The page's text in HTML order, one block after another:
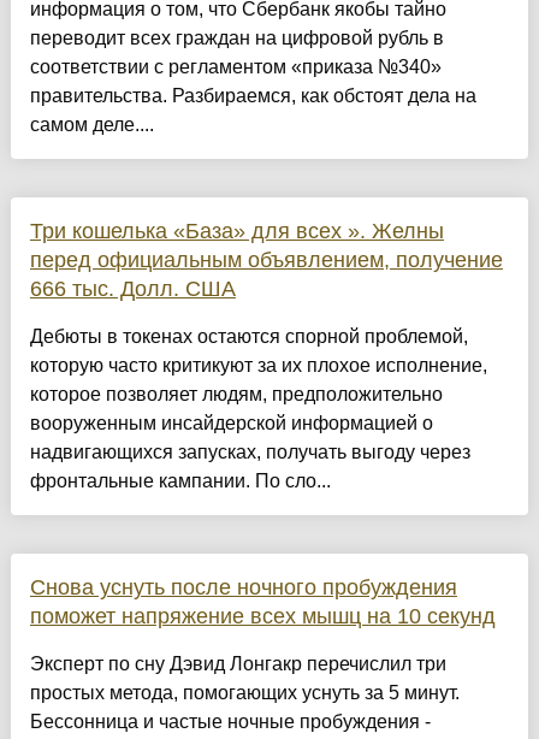
информация о том, что Сбербанк якобы тайно
переводит всех граждан на цифровой рубль в
соответствии с регламентом «приказа №340»
правительства. Разбираемся, как обстоят дела на
самом деле....
Три кошелька «База» для всех ». Желны
перед официальным объявлением, получение
666 тыс. Долл. США
Дебюты в токенах остаются спорной проблемой,
которую часто критикуют за их плохое исполнение,
которое позволяет людям, предположительно
вооруженным инсайдерской информацией о
надвигающихся запусках, получать выгоду через
фронтальные кампании. По сло...
Снова уснуть после ночного пробуждения
поможет напряжение всех мышц на 10 секунд
Эксперт по сну Дэвид Лонгакр перечислил три
простых метода, помогающих уснуть за 5 минут.
Бессонница и частые ночные пробуждения -